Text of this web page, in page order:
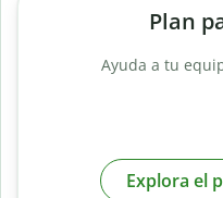
Plan
Ayuda a tu
Explora el